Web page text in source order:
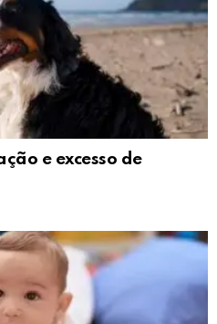
e excesso de